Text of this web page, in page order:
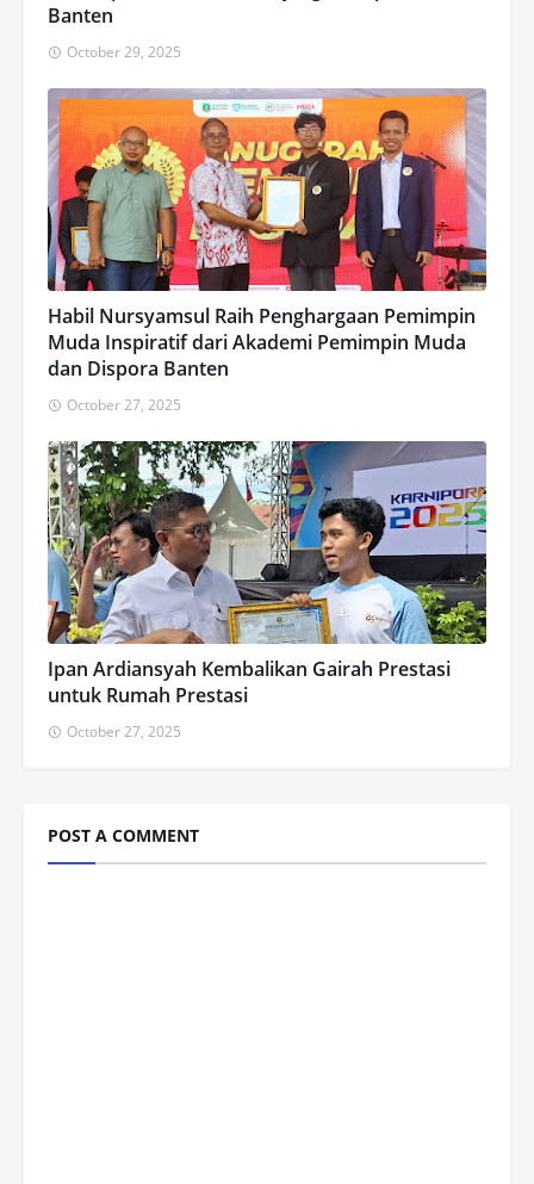
Banten
October 29, 2025
Habil Nursyamsul Raih Penghargaan Pemimpin
Muda Inspiratif dari Akademi Pemimpin Muda
dan Dispora Banten
October 27, 2025
Ipan Ardiansyah Kembalikan Gairah Prestasi
untuk Rumah Prestasi
October 27, 2025
POST A COMMENT